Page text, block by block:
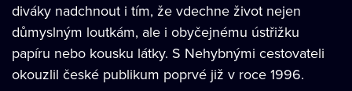
diváky nadchnout i tím, že vdechne život nejen
důmyslným loutkám, ale i obyčejnému ústřižku
papíru nebo kousku látky. S Nehybnými cestovateli
okouzlil české publikum poprvé již v roce 1996.